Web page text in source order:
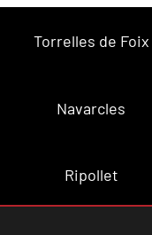
Torrelles de Foix
Navarcles
Ripollet